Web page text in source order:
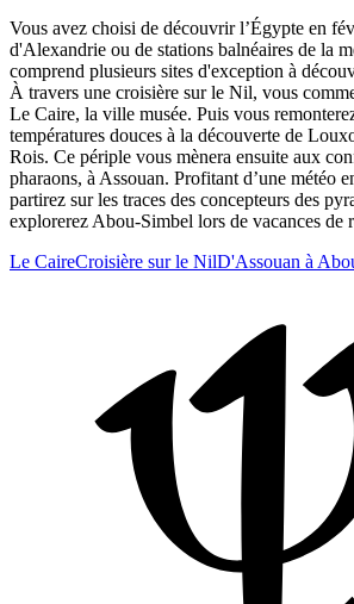
Vous avez choisi de découvrir l’Égypte en
d'Alexandrie ou de stations balnéaires de la
comprend plusieurs sites d'exception à
À travers une croisière sur le Nil, vous
Le Caire, la ville musée. Puis vous
températures douces à la découverte de
Rois. Ce périple vous mènera ensuite aux
pharaons, à Assouan. Profitant d’une météo
partirez sur les traces des concepteurs des
explorerez Abou-Simbel lors de vacances de
Le CaireCroisière sur le NilD'Assouan à